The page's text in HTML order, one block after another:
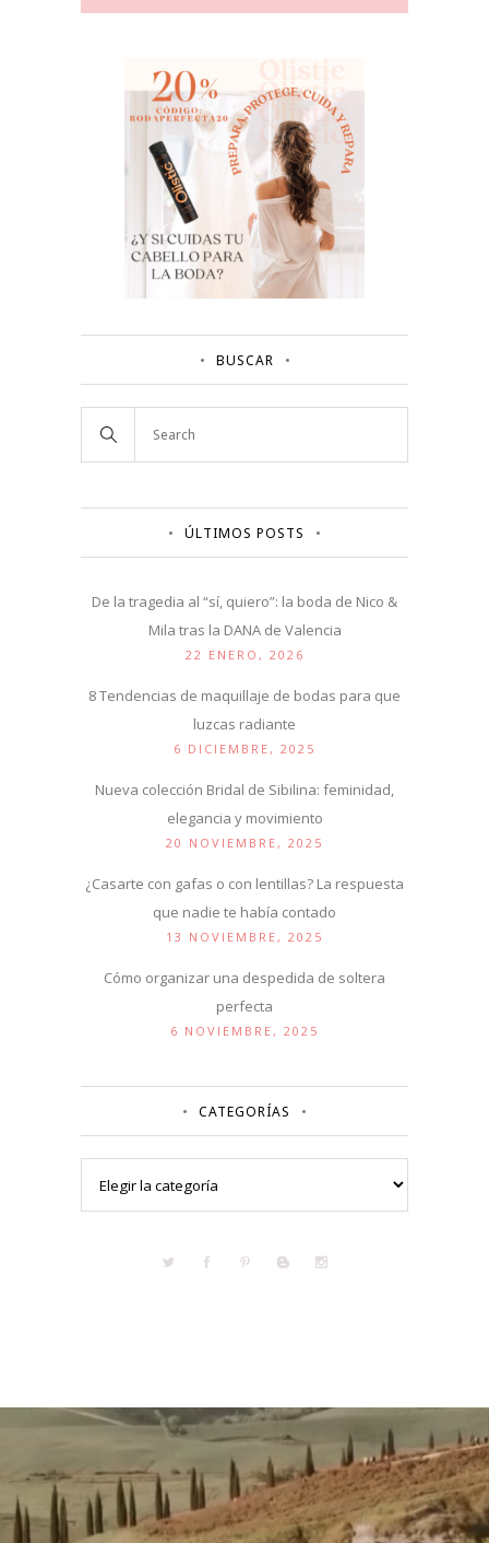
BUSCAR
ÚLTIMOS POSTS
De la tragedia al “sí, quiero”: la boda de Nico &
Mila tras la DANA de Valencia
22 ENERO, 2026
8 Tendencias de maquillaje de bodas para que
luzcas radiante
6 DICIEMBRE, 2025
Nueva colección Bridal de Sibilina: feminidad,
elegancia y movimiento
20 NOVIEMBRE, 2025
¿Casarte con gafas o con lentillas? La respuesta
que nadie te había contado
13 NOVIEMBRE, 2025
Cómo organizar una despedida de soltera
perfecta
6 NOVIEMBRE, 2025
CATEGORÍAS